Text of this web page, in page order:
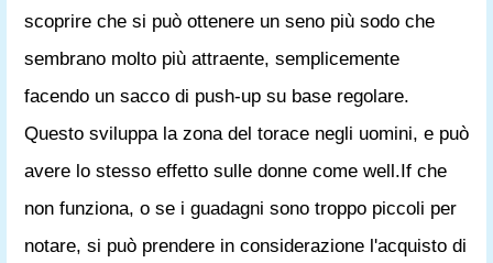
scoprire che si può ottenere un seno più sodo che
sembrano molto più attraente, semplicemente
facendo un sacco di push-up su base regolare.
Questo sviluppa la zona del torace negli uomini, e può
avere lo stesso effetto sulle donne come well.If che
non funziona, o se i guadagni sono troppo piccoli per
notare, si può prendere in considerazione l'acquisto di